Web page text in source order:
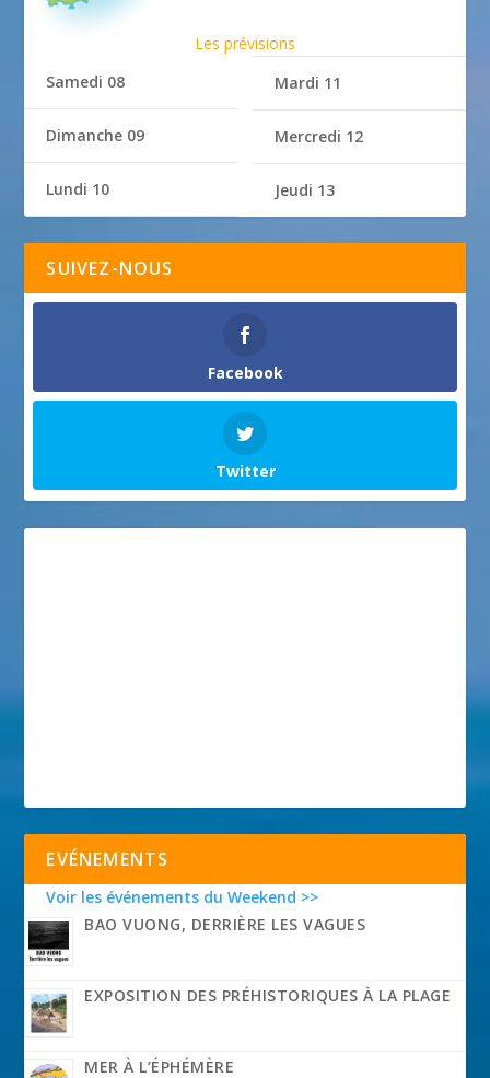
Les prévisions
Samedi 08
Dimanche 09
Lundi 10
Mardi 11
Mercredi 12
Jeudi 13
SUIVEZ-NOUS
Facebook
Twitter
EVÉNEMENTS
Voir les événements du Weekend >>
BAO VUONG, DERRIÈRE LES VAGUES
EXPOSITION DES PRÉHISTORIQUES À LA PLAGE
MER À L’ÉPHÉMÈRE